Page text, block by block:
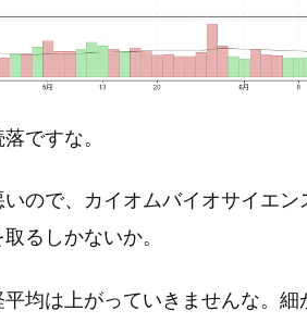
ですな。
ので、カイオムバイオサイエ
るしかないか。
平均は上がっていきませんな。細